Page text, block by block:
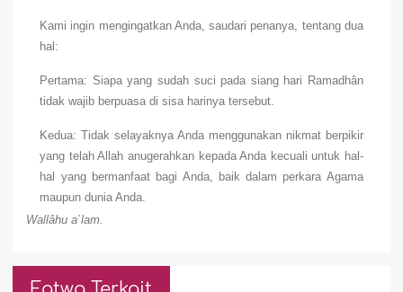
Kami ingin mengingatkan Anda, saudari penanya, tentang dua
hal:
Pertama: Siapa yang sudah suci pada siang hari Ramadhân
tidak wajib berpuasa di sisa harinya tersebut.
Kedua: Tidak selayaknya Anda menggunakan nikmat berpikir
yang telah Allah anugerahkan kepada Anda kecuali untuk hal-
hal yang bermanfaat bagi Anda, baik dalam perkara Agama
maupun dunia Anda.
Wallâhu a`lam.